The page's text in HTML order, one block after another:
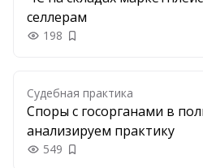
селлерам
198 Добавить в закладки
Судебная практика
Споры с госорганами в
анализируем практику
549 Добавить в закладки